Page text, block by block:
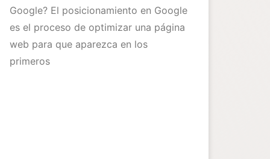
Google? El posicionamiento en Google
es el proceso de optimizar una página
web para que aparezca en los
primeros